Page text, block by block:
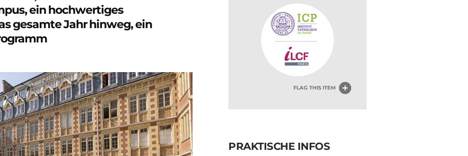
ein hochwertiges
gesamte Jahr hinweg, ein
FLAG THIS ITEM
PRAKTISCHE INFOS